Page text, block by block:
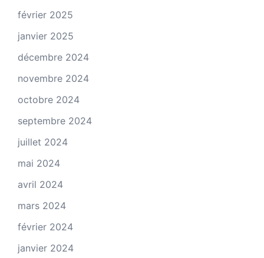
février 2025
janvier 2025
décembre 2024
novembre 2024
octobre 2024
septembre 2024
juillet 2024
mai 2024
avril 2024
mars 2024
février 2024
janvier 2024